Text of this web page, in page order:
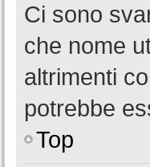
Ci sono
che nome
altrimenti
potrebbe
Top